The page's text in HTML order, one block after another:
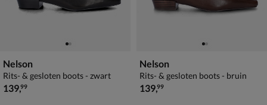
Nelson
Rits- & gesloten boots - zwart
€ 139,99
139,99
Nelson
Rits- & gesloten boots - bruin
€ 139,99
139,99